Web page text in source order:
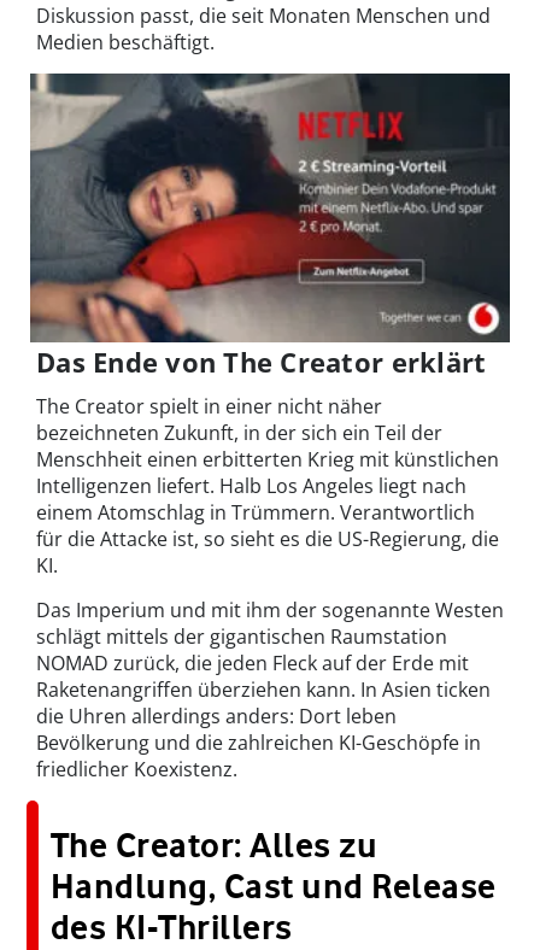
Diskussion passt, die seit Monaten Menschen und
Medien beschäftigt.
Das Ende von The Creator erklärt
The Creator spielt in einer nicht näher
bezeichneten Zukunft, in der sich ein Teil der
Menschheit einen erbitterten Krieg mit künstlichen
Intelligenzen liefert. Halb Los Angeles liegt nach
einem Atomschlag in Trümmern. Verantwortlich
für die Attacke ist, so sieht es die US-Regierung, die
KI.
Das Imperium und mit ihm der sogenannte Westen
schlägt mittels der gigantischen Raumstation
NOMAD zurück, die jeden Fleck auf der Erde mit
Raketenangriffen überziehen kann. In Asien ticken
die Uhren allerdings anders: Dort leben
Bevölkerung und die zahlreichen KI-Geschöpfe in
friedlicher Koexistenz.
The Creator: Alles zu
Handlung, Cast und Release
des KI-Thrillers